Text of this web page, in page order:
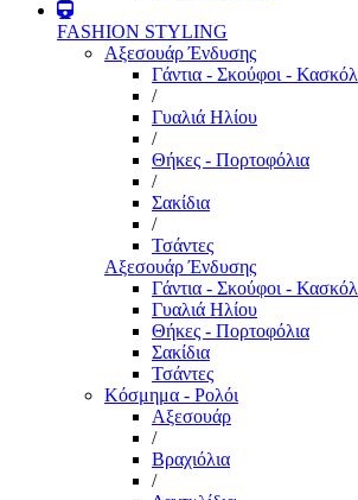
FASHION STYLING
Αξεσουάρ Ένδυσης
Γάντια - Σκούφοι - Κασκόλ
/
Γυαλιά Ηλίου
/
Θήκες - Πορτοφόλια
/
Σακίδια
/
Τσάντες
Αξεσουάρ Ένδυσης
Γάντια - Σκούφοι - Κασκόλ
Γυαλιά Ηλίου
Θήκες - Πορτοφόλια
Σακίδια
Τσάντες
Κόσμημα - Ρολόι
Αξεσουάρ
/
Βραχιόλια
/